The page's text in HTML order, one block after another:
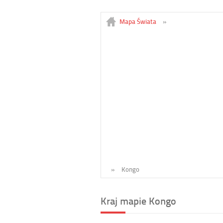
Mapa Świata »
» Kongo
Kraj mapie Kongo